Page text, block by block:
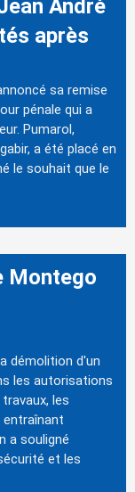
André
après
sa remise
pénale qui a
Pumarol,
a été placé en
le souhait que le
Montego
démolition d'un
les autorisations
les
entraînant
a souligné
et les